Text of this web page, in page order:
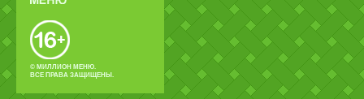
© МИЛЛИОН МЕНЮ.
ВСЕ ПРАВА ЗАЩИЩЕНЫ.